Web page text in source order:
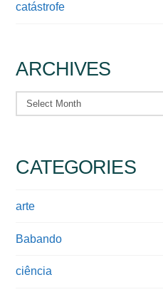
catástrofe
ARCHIVES
Archives
CATEGORIES
arte
Babando
ciência